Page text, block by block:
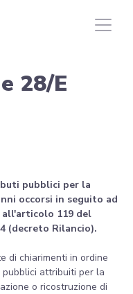
28/E
pubblici per la
occorsi in seguito ad
all'articolo 119 del
(decreto Rilancio).
di chiarimenti in ordine
attribuiti per la
o ricostruzione di